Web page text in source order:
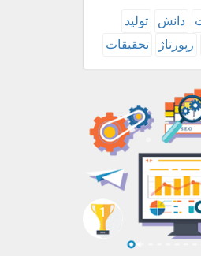
دانش
تولید
رپورتاژ تحقیقات